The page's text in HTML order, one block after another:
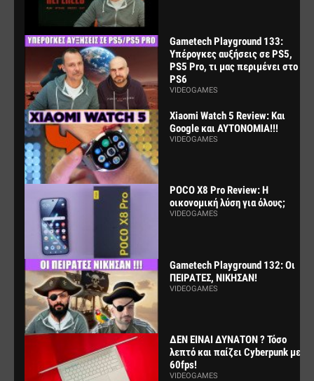
Gametech Playground 133:
Υπέρογκες αυξήσεις σε PS5,
PS5 Pro, τι μας περιμένει στο
PS6
VIDEOGAMES
Xiaomi Watch 5 Review: Και
Google και ΑΥΤΟΝΟΜΙΑ!!!
VIDEOGAMES
POCO X8 Pro Review: Η
οικονομική λύση για όλους;
VIDEOGAMES
Gametech Playground 132: Οι
ΠΕΙΡΑΤΕΣ, ΝΙΚΗΣΑΝ!
VIDEOGAMES
ΔΕΝ ΕΙΝΑΙ ΔΥΝΑΤΟΝ ? Τόσο
λεπτό και παίζει Cyberpunk με
60fps!
VIDEOGAMES